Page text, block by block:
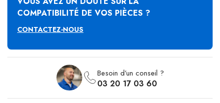
COMPATIBILITÉ DE VOS PIÈCES ?
CONTACTEZ-NOUS
Besoin d’un conseil ?
03 20 17 03 60